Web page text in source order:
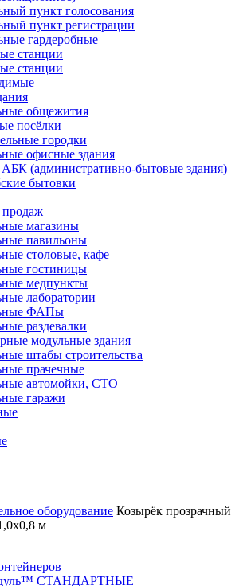
пункт голосования
пункт регистрации
гардеробные
станции
станции
общежития
посёлки
городки
офисные здания
АБК (административно-бытовые здания)
бытовки
магазины
павильоны
столовые, кафе
гостиницы
медпункты
лаборатории
ФАПы
раздевалки
модульные здания
штабы строительства
прачечные
автомойки, СТО
гаражи
оборудование Козырёк прозрачный
м
СТАНДАРТНЫЕ